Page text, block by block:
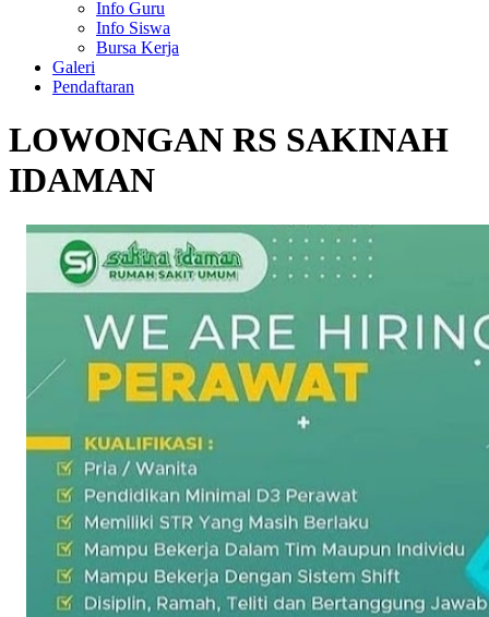
Info Guru
Info Siswa
Bursa Kerja
Galeri
Pendaftaran
LOWONGAN RS SAKINAH
IDAMAN